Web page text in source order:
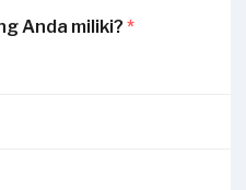
Anda miliki? *